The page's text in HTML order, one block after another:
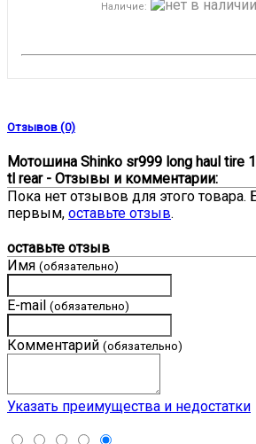
Наличие:
Отзывов (0)
Мотошина Shinko sr999 long haul tire
tl rear - Отзывы и комментарии:
Пока нет отзывов для этого товара.
первым, оставьте отзыв.
оставьте отзыв
Имя (обязательно)
E-mail (обязательно)
Комментарий (обязательно)
Указать преимущества и недостатки